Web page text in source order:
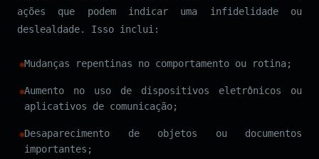
ações que podem indicar uma infidelidade ou
deslealdade. Isso inclui:
Mudanças repentinas no comportamento ou rotina;
Aumento no uso de dispositivos eletrônicos ou
aplicativos de comunicação;
Desaparecimento de objetos ou documentos
importantes;